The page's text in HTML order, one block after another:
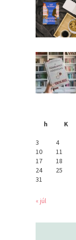
h
K
3
4
10
11
17
18
24
25
31
« júl